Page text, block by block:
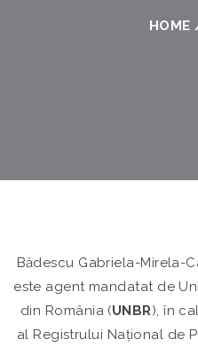
HOME
Bădescu Gabriela-Mirela-
este agent mandatat de
din România (UNBR), în
al Registrului Național de